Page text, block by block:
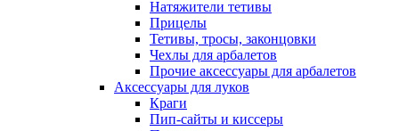
Натяжители тетивы
Прицелы
Тетивы, тросы, законцовки
Чехлы для арбалетов
Прочие аксессуары для арбалетов
Аксессуары для луков
Краги
Пип-сайты и киссеры